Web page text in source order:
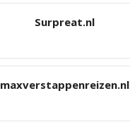
Surpreat.nl
maxverstappenreizen.nl